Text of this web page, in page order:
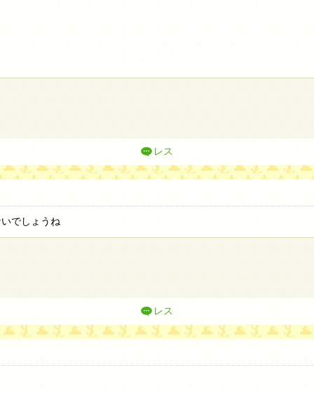
レス
でしょうね
レス